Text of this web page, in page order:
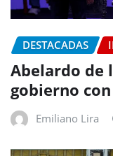
DESTACADAS
Abelardo de
gobierno
Emiliano Lira